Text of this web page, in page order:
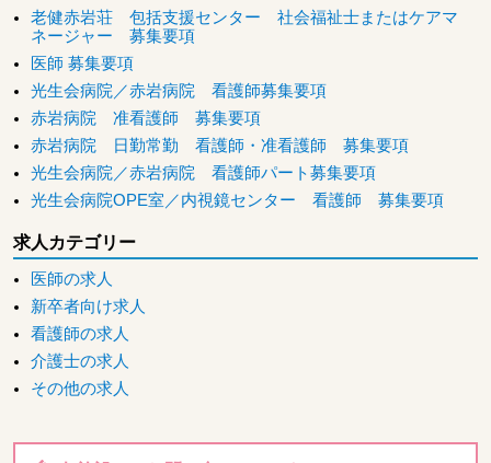
老健赤岩荘 包括支援センター 社会福祉士またはケアマ
ネージャー 募集要項
医師 募集要項
光生会病院／赤岩病院 看護師募集要項
赤岩病院 准看護師 募集要項
赤岩病院 日勤常勤 看護師・准看護師 募集要項
光生会病院／赤岩病院 看護師パート募集要項
光生会病院OPE室／内視鏡センター 看護師 募集要項
求人カテゴリー
医師の求人
新卒者向け求人
看護師の求人
介護士の求人
その他の求人